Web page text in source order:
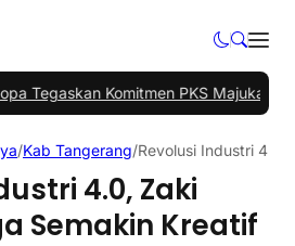
Tegaskan Komitmen PKS Majukan
/Kab Tangerang/Revolusi Industri 4.0,
4.0, Zaki
Semakin Kreatif